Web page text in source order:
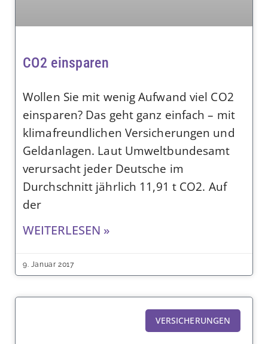
CO2 einsparen
Wollen Sie mit wenig Aufwand viel CO2
einsparen? Das geht ganz einfach – mit
klimafreundlichen Versicherungen und
Geldanlagen. Laut Umweltbundesamt
verursacht jeder Deutsche im
Durchschnitt jährlich 11,91 t CO2. Auf
der
WEITERLESEN »
9. Januar 2017
VERSICHERUNGEN